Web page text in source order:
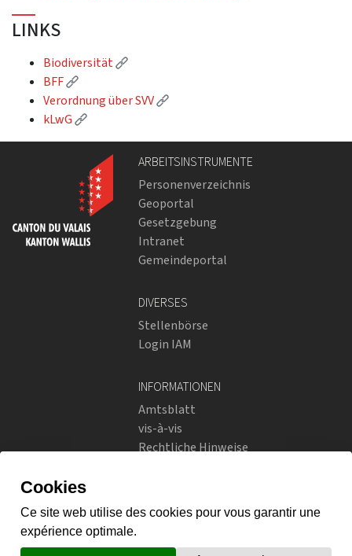
LINKS
Biodiversität
(Externer Link)
BFF
(Externer Link)
Verordnung über SVV
(Externer Link)
kLwG
(Externer Link)
ARBEITSINSTRUMENTE
Personenverzeichnis
Geoportal
Gesetzgebung
Intranet
Gemeindeportal
DIVERSES
Stellenbörse
Login IAM
INFORMATIONEN
Amtsblatt
vis-à-vis
Rechtliche Hinweise
Instagram